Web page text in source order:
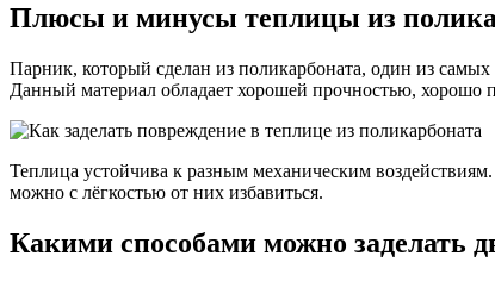
Плюсы и минусы теплицы из
Парник, который сделан из поликарбоната, один из
Данный материал обладает хорошей прочностью, хорошо
Теплица устойчива к разным механическим
можно с лёгкостью от них избавиться.
Какими способами можно заделать